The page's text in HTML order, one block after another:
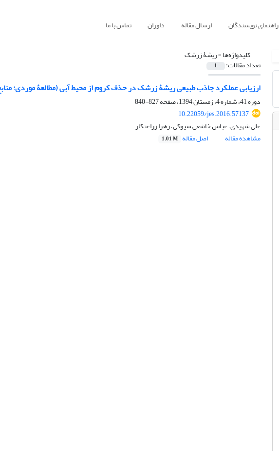
راهنمای نویسندگان ارسال مقاله داوران تماس با ما
کلیدواژه‌ها =ریشۀ زرشک
تعداد مقالات: 1
ارزیابی عملکرد جاذب طبیعی ریشۀ زرشک در حذف کروم از محیط آبی (مطالعۀ موردی:
دوره 41، شماره 4، زمستان 1394، صفحه
827-840
10.22059/jes.2016.57137
علی شهیدی، عباس خاشعی سیوکی، زهرا زراعتکار
مشاهده مقاله
اصل مقاله 1.01 M